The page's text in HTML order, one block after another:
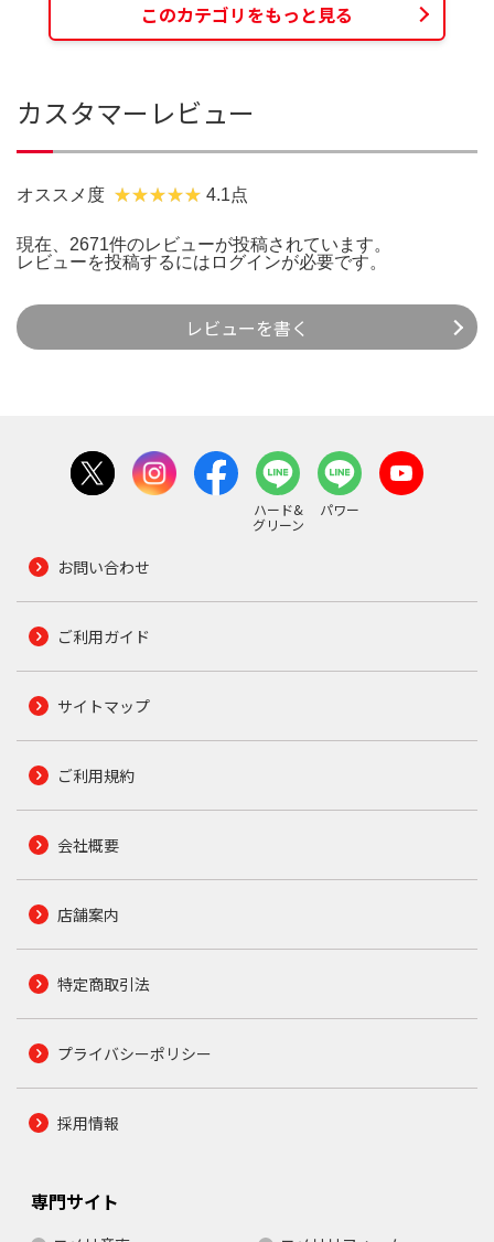
このカテゴリをもっと見る
カスタマーレビュー
オススメ度 4.1点
現在、2671件のレビューが投稿されています。
レビューを投稿するには ログインが必要です。
レビューを書く
ハード&
グリーン
パワー
お問い合わせ
ご利用ガイド
サイトマップ
ご利用規約
会社概要
店舗案内
特定商取引法
プライバシーポリシー
採用情報
専門サイト